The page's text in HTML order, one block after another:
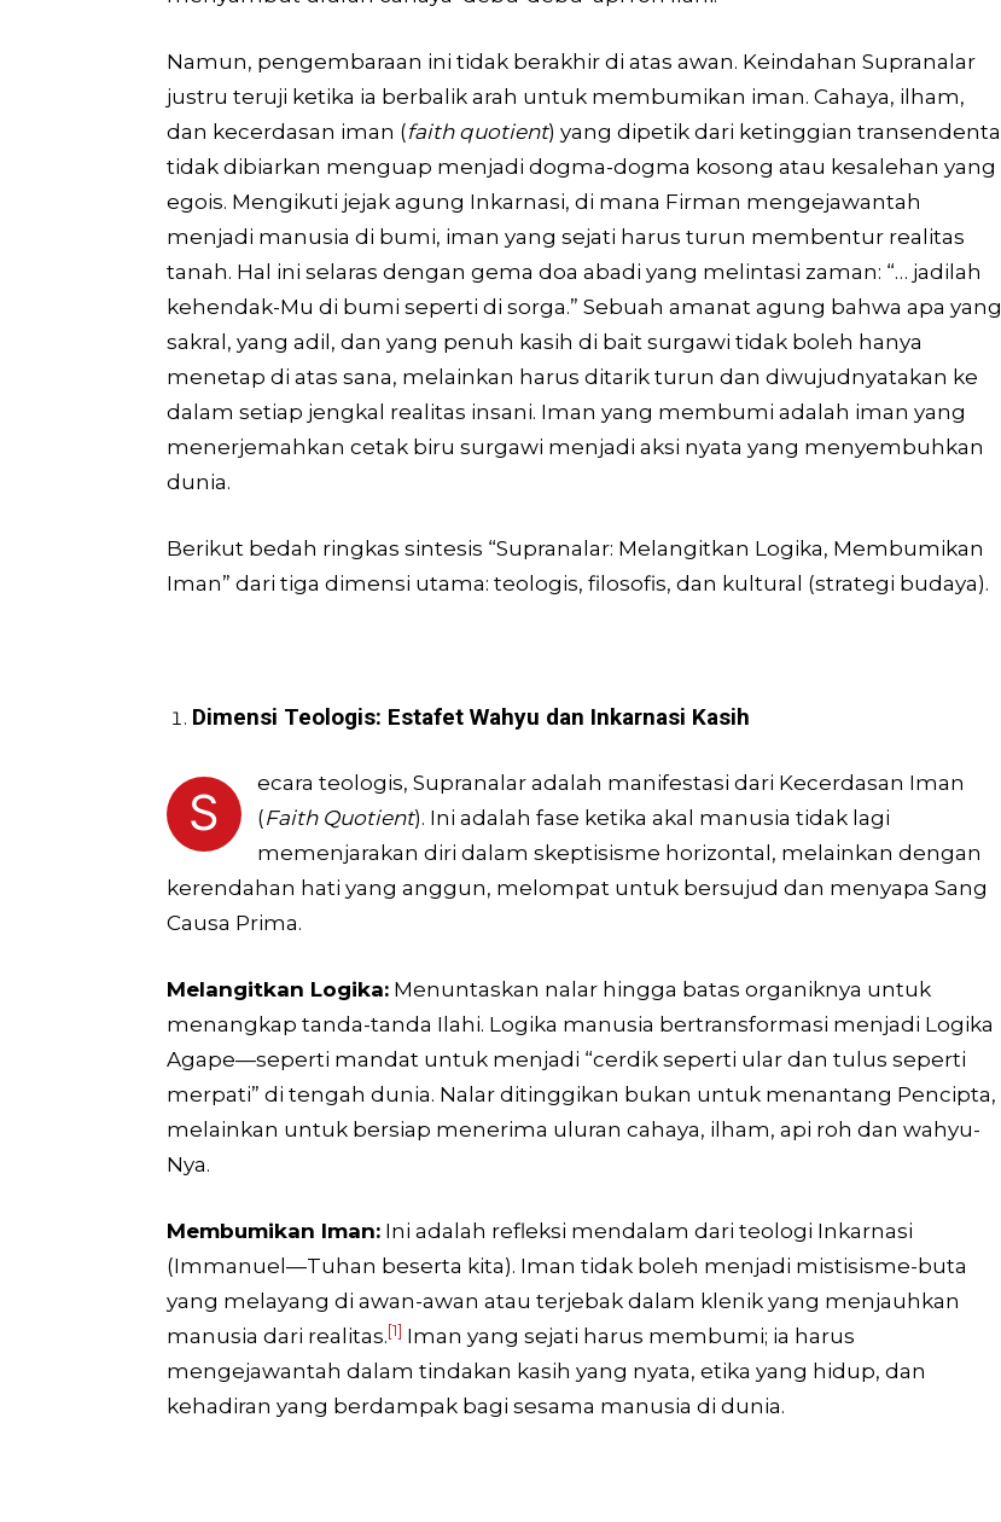
Namun, pengembaraan ini tidak berakhir di atas awan. Keindahan Supranalar
justru teruji ketika ia berbalik arah untuk membumikan iman. Cahaya, ilham,
dan kecerdasan iman (faith quotient) yang dipetik dari ketinggian transendental
tidak dibiarkan menguap menjadi dogma-dogma kosong atau kesa­lehan yang
egois. Mengikuti jejak agung Inkarnasi, di mana Firman mengejawantah
menjadi manusia di bumi, iman yang sejati harus turun membentur realitas
tanah. Hal ini selaras dengan gema doa abadi yang melintasi zaman: “… jadilah
kehendak-Mu di bumi seperti di sorga.” Sebuah amanat agung bahwa apa yang
sakral, yang adil, dan yang penuh kasih di bait surgawi tidak boleh hanya
menetap di atas sana, melainkan harus ditarik turun dan diwujudnyatakan ke
dalam setiap jengkal realitas insani. Iman yang membumi adalah iman yang
menerjemahkan cetak biru surgawi menjadi aksi nyata yang menyembuhkan
dunia.
Berikut bedah ringkas sintesis “Supranalar: Mela­ngitkan Logika, Membumikan
Iman” dari tiga dimensi utama: teologis, filosofis, dan kultural (strategi budaya).
Dimensi Teologis: Estafet Wahyu dan Inkarnasi Kasih
S
ecara teologis, Supranalar adalah manifestasi dari Kecerdasan Iman
(Faith Quotient). Ini adalah fase ketika akal manusia tidak lagi
memenjarakan diri dalam skeptisisme horizontal, melainkan dengan
ke­rendahan hati yang anggun, melompat untuk bersujud dan menyapa Sang
Causa Prima.
Melangitkan Logika: Menuntaskan nalar hingga batas organiknya untuk
menangkap tanda-tanda Ilahi. Logika manusia bertransformasi menjadi Logika
Agape—seperti mandat untuk menjadi “cerdik seperti ular dan tulus seperti
merpati” di tengah dunia. Nalar ditinggikan bukan untuk menantang Pencipta,
melainkan untuk bersiap menerima uluran cahaya, ilham, api roh dan wahyu-
Nya.
Membumikan Iman: Ini adalah refleksi mendalam dari teologi Inkarnasi
(Immanuel—Tuhan beserta kita). Iman tidak boleh menjadi mistisisme-buta
yang melayang di awan-awan atau terjebak dalam klenik yang menjauhkan
manusia dari realitas.[1] Iman yang sejati harus membumi; ia harus
mengejawantah dalam tindakan kasih yang nyata, etika yang hidup, dan
kehadiran yang berdampak bagi sesama manusia di dunia.